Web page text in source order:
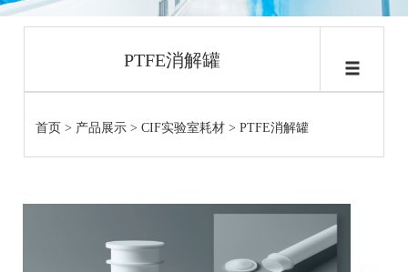
PTFE消解罐
首页 > 产品展示 > CIF实验室耗材 > PTFE消解罐